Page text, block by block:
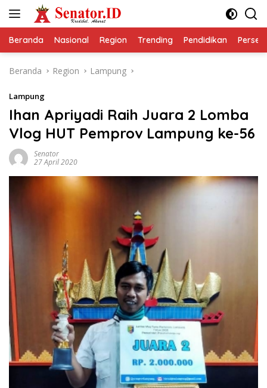
Beranda Nasional Region Trending Pendidikan
Beranda Region Lampung
Lampung
Ihan Apriyadi Raih Juara 2 Lomba
Vlog HUT Pemprov Lampung ke-56
Senator
27 April 2020